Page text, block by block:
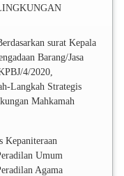
surat Kepala
Barang/Jasa
4/2020,
Langkah Strategis
Mahkamah
Kepaniteraan
Umum
Agama